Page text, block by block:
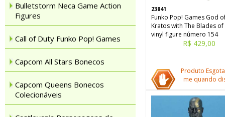
Bulletstorm Neca Game Action
Figures
Call of Duty Funko Pop! Games
Capcom All Stars Bonecos
Capcom Queens Bonecos
Colecionáveis
23841
Funko Pop! Games God
Kratos with The Blades of
vinyl figure número 154
R$ 429,00
Produto
me quando